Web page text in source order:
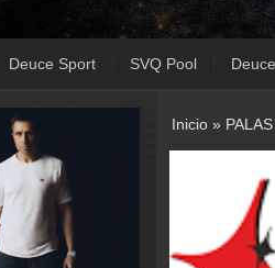
Deuce Sport SVQ Pool
Inicio» PALAS